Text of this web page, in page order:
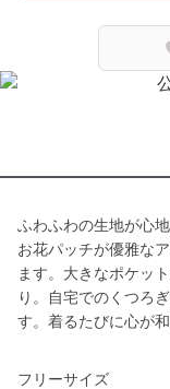
ふわふわの生地が心
お花パッチが優雅な
ます。大きなポケッ
り。自宅でのくつろ
す。着るたびに心が
フリーサイズ